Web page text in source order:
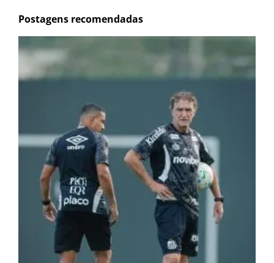
Postagens recomendadas